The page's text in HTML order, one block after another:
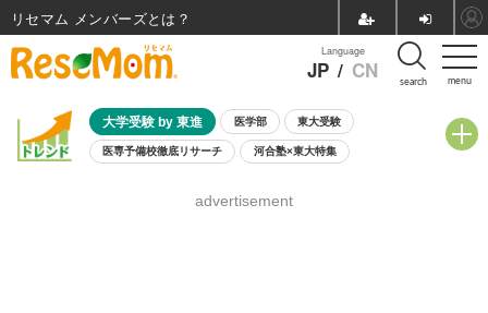
menu
Language
JP / CN search
大学受験 by 東進 医学部 東大受験
医専予備校徹底リサーチ 河合塾×東大特集
8月開催学校説明会・相談会
advertisement
リセマム メンバーズ